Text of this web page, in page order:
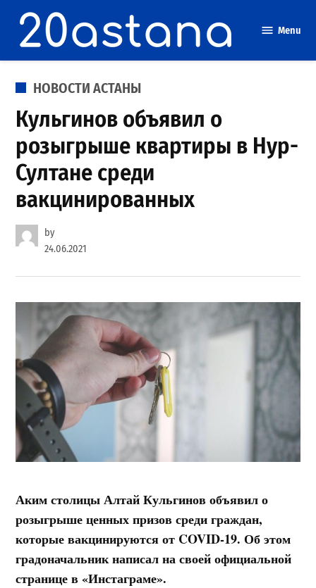
content
Menu
POSTED
НОВОСТИ АСТАНЫ
Кульгинов объявил о
розыгрыше квартиры в Нур-
Султане среди
вакцинированных
by
24.06.2021
Аким столицы Алтай Кульгинов объявил о
розыгрыше ценных призов среди граждан,
которые вакцинируются от COVID-19. Об этом
градоначальник написал на своей официальной
странице в «Инстаграме».